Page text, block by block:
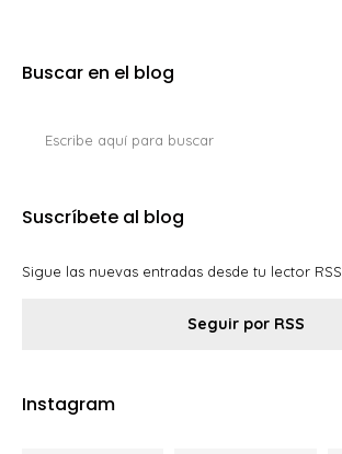
Buscar en el blog
Suscríbete al blog
Sigue las nuevas entradas desde tu lector RSS.
Seguir por RSS
Instagram